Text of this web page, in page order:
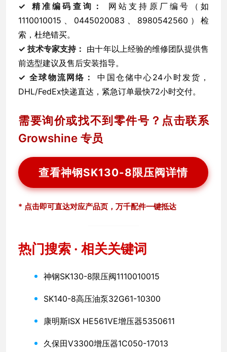
✓ 精准编码查询：
网站支持原厂编号（如
1110010015、0445020083、8980542560）检
索，杜绝错买。
✓ 技术专家支持： 由十年以上经验的维修团队提供售
前选型建议及售后安装指导。
✓ 全球物流网络：
中国仓储中心24小时发货，
DHL/FedEx快递直达，紧急订单最快72小时交付。
需要询价或找不到零件号？点击联系
Growshine 专员
查看神钢SK130-8限压阀详情
* 点击即可直达对应产品页，万千配件一键抵达
热门搜索 · 相关关键词
神钢SK130-8限压阀1110010015
SK140-8高压油泵32G61-10300
康明斯ISX HE561VE增压器5350611
久保田V3300增压器1C050-17013